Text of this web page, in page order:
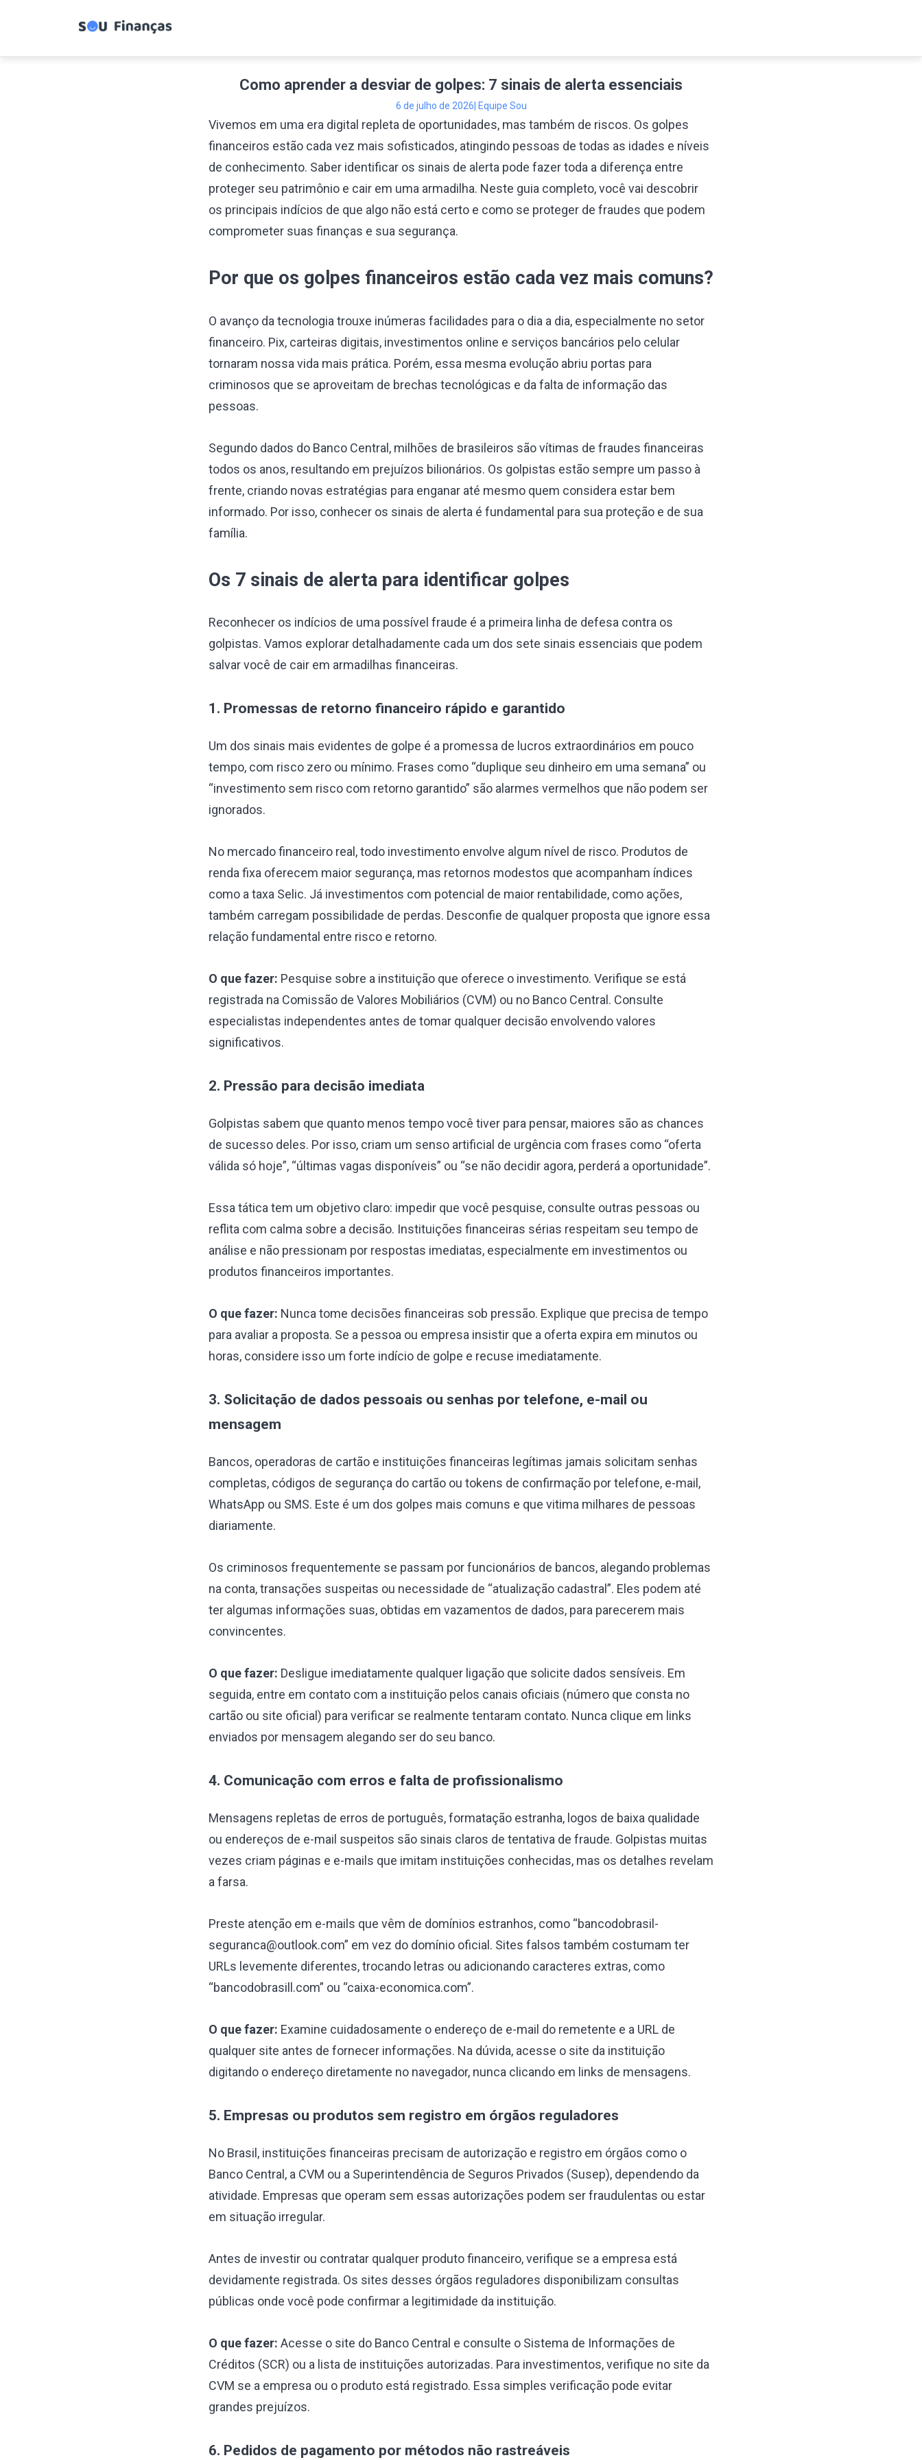
Como aprender a desviar de golpes: 7 sinais de alerta essenciais
6 de julho de 2026 | Equipe Sou
Vivemos em uma era digital repleta de oportunidades, mas também de riscos. Os golpes
financeiros estão cada vez mais sofisticados, atingindo pessoas de todas as idades e níveis
de conhecimento. Saber identificar os sinais de alerta pode fazer toda a diferença entre
proteger seu patrimônio e cair em uma armadilha. Neste guia completo, você vai descobrir
os principais indícios de que algo não está certo e como se proteger de fraudes que podem
comprometer suas finanças e sua segurança.
Por que os golpes financeiros estão cada vez mais comuns?
O avanço da tecnologia trouxe inúmeras facilidades para o dia a dia, especialmente no setor
financeiro. Pix, carteiras digitais, investimentos online e serviços bancários pelo celular
tornaram nossa vida mais prática. Porém, essa mesma evolução abriu portas para
criminosos que se aproveitam de brechas tecnológicas e da falta de informação das
pessoas.
Segundo dados do Banco Central, milhões de brasileiros são vítimas de fraudes financeiras
todos os anos, resultando em prejuízos bilionários. Os golpistas estão sempre um passo à
frente, criando novas estratégias para enganar até mesmo quem considera estar bem
informado. Por isso, conhecer os sinais de alerta é fundamental para sua proteção e de sua
família.
Os 7 sinais de alerta para identificar golpes
Reconhecer os indícios de uma possível fraude é a primeira linha de defesa contra os
golpistas. Vamos explorar detalhadamente cada um dos sete sinais essenciais que podem
salvar você de cair em armadilhas financeiras.
1. Promessas de retorno financeiro rápido e garantido
Um dos sinais mais evidentes de golpe é a promessa de lucros extraordinários em pouco
tempo, com risco zero ou mínimo. Frases como “duplique seu dinheiro em uma semana” ou
“investimento sem risco com retorno garantido” são alarmes vermelhos que não podem ser
ignorados.
No mercado financeiro real, todo investimento envolve algum nível de risco. Produtos de
renda fixa oferecem maior segurança, mas retornos modestos que acompanham índices
como a taxa Selic. Já investimentos com potencial de maior rentabilidade, como ações,
também carregam possibilidade de perdas. Desconfie de qualquer proposta que ignore essa
relação fundamental entre risco e retorno.
O que fazer: Pesquise sobre a instituição que oferece o investimento. Verifique se está
registrada na Comissão de Valores Mobiliários (CVM) ou no Banco Central. Consulte
especialistas independentes antes de tomar qualquer decisão envolvendo valores
significativos.
2. Pressão para decisão imediata
Golpistas sabem que quanto menos tempo você tiver para pensar, maiores são as chances
de sucesso deles. Por isso, criam um senso artificial de urgência com frases como “oferta
válida só hoje”, “últimas vagas disponíveis” ou “se não decidir agora, perderá a oportunidade”.
Essa tática tem um objetivo claro: impedir que você pesquise, consulte outras pessoas ou
reflita com calma sobre a decisão. Instituições financeiras sérias respeitam seu tempo de
análise e não pressionam por respostas imediatas, especialmente em investimentos ou
produtos financeiros importantes.
O que fazer: Nunca tome decisões financeiras sob pressão. Explique que precisa de tempo
para avaliar a proposta. Se a pessoa ou empresa insistir que a oferta expira em minutos ou
horas, considere isso um forte indício de golpe e recuse imediatamente.
3. Solicitação de dados pessoais ou senhas por telefone, e-mail ou
mensagem
Bancos, operadoras de cartão e instituições financeiras legítimas jamais solicitam senhas
completas, códigos de segurança do cartão ou tokens de confirmação por telefone, e-mail,
WhatsApp ou SMS. Este é um dos golpes mais comuns e que vitima milhares de pessoas
diariamente.
Os criminosos frequentemente se passam por funcionários de bancos, alegando problemas
na conta, transações suspeitas ou necessidade de “atualização cadastral”. Eles podem até
ter algumas informações suas, obtidas em vazamentos de dados, para parecerem mais
convincentes.
O que fazer: Desligue imediatamente qualquer ligação que solicite dados sensíveis. Em
seguida, entre em contato com a instituição pelos canais oficiais (número que consta no
cartão ou site oficial) para verificar se realmente tentaram contato. Nunca clique em links
enviados por mensagem alegando ser do seu banco.
4. Comunicação com erros e falta de profissionalismo
Mensagens repletas de erros de português, formatação estranha, logos de baixa qualidade
ou endereços de e-mail suspeitos são sinais claros de tentativa de fraude. Golpistas muitas
vezes criam páginas e e-mails que imitam instituições conhecidas, mas os detalhes revelam
a farsa.
Preste atenção em e-mails que vêm de domínios estranhos, como “bancodobrasil-
seguranca@outlook.com” em vez do domínio oficial. Sites falsos também costumam ter
URLs levemente diferentes, trocando letras ou adicionando caracteres extras, como
“bancodobrasill.com” ou “caixa-economica.com”.
O que fazer: Examine cuidadosamente o endereço de e-mail do remetente e a URL de
qualquer site antes de fornecer informações. Na dúvida, acesse o site da instituição
digitando o endereço diretamente no navegador, nunca clicando em links de mensagens.
5. Empresas ou produtos sem registro em órgãos reguladores
No Brasil, instituições financeiras precisam de autorização e registro em órgãos como o
Banco Central, a CVM ou a Superintendência de Seguros Privados (Susep), dependendo da
atividade. Empresas que operam sem essas autorizações podem ser fraudulentas ou estar
em situação irregular.
Antes de investir ou contratar qualquer produto financeiro, verifique se a empresa está
devidamente registrada. Os sites desses órgãos reguladores disponibilizam consultas
públicas onde você pode confirmar a legitimidade da instituição.
O que fazer: Acesse o site do Banco Central e consulte o Sistema de Informações de
Créditos (SCR) ou a lista de instituições autorizadas. Para investimentos, verifique no site da
CVM se a empresa ou o produto está registrado. Essa simples verificação pode evitar
grandes prejuízos.
6. Pedidos de pagamento por métodos não rastreáveis